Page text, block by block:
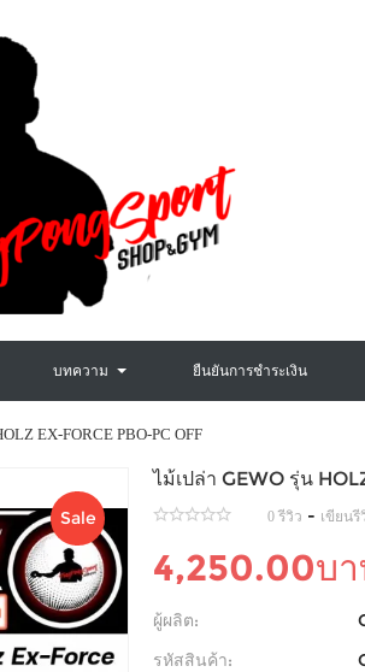
บทความ ยืนยันการชำระเงิน
EX-FORCE PBO-PC OFF
Sale
ไม้เปล่า GEWO รุ่น
0 รีวิว - เขียนรี
4,250.00บ
ผู้ผลิต:
รหัสสินค้า: